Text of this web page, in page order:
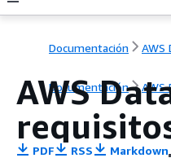
Documentación AWS
Documentación AWS
AWS
PDF RSS Markdown